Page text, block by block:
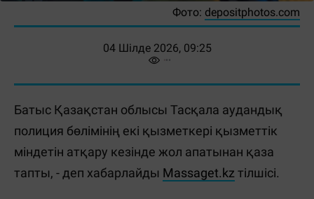
Фото: depositphotos.com
04 Шілде 2026, 09:25
Батыс Қазақстан облысы Тасқала аудандық
полиция бөлімінің екі қызметкері қызметтік
міндетін атқару кезінде жол апатынан қаза
тапты, - деп хабарлайды Massaget.kz тілшісі.